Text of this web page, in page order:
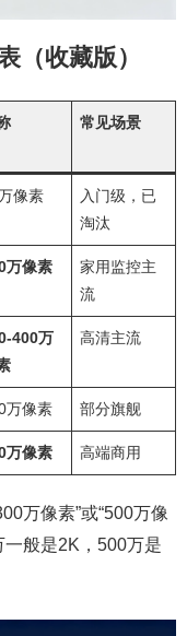
（收藏版）
常见场景
像素
入门级，已
淘汰
万像素
家用监控主
流
400万
高清主流
万像素 部分旗舰
万像素 高端商用
万像素”或“500万像
一般是2K，500万是